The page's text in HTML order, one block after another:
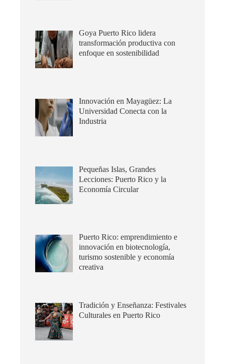
Goya Puerto Rico lidera
transformación productiva con
enfoque en sostenibilidad
Innovación en Mayagüez: La
Universidad Conecta con la
Industria
Pequeñas Islas, Grandes
Lecciones: Puerto Rico y la
Economía Circular
Puerto Rico: emprendimiento e
innovación en biotecnología,
turismo sostenible y economía
creativa
Tradición y Enseñanza: Festivales
Culturales en Puerto Rico